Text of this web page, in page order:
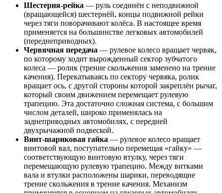
Шестерня-рейка — руль соединён с неподвижной
(вращающейся) шестернёй, концы подвижной рейки
через тяги поворачивают колёса. В настоящее время
применяется на большинстве легковых автомобилей
(переднеприводных).
Червячная передача — рулевое колесо вращает червяк,
по которому ходит вырожденный сектор зубчатого
колеса — ролик (трение скольжения заменено на трение
качения). Перекатываясь по сектору червяка, ролик
вращает ось, с другой стороны которой закреплён рычаг,
который своим движением перемещает рулевую
трапецию. Эта достаточно сложная система, с большим
числом деталей, широко применялась на
заднеприводных автомобилях, с передней
двухрычажной подвеской.
Винт-шариковая гайка — рулевое колесо вращает
винтовой вал, поступательно перемещая «гайку» —
соответствующую винтовую втулку, через тяги
перемещающую рулевую трапецию. Между витками
вала и втулки расположены шарики, переводящие
трение скольжения в трение качения. Механизм